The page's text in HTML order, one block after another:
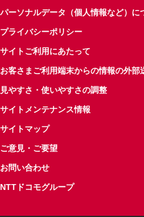
パーソナルデータ（個人情報など）に
プライバシーポリシー
サイトご利用にあたって
お客さまご利用端末からの情報の外部
見やすさ・使いやすさの調整
サイトメンテナンス情報
サイトマップ
ご意見・ご要望
お問い合わせ
NTTドコモグループ